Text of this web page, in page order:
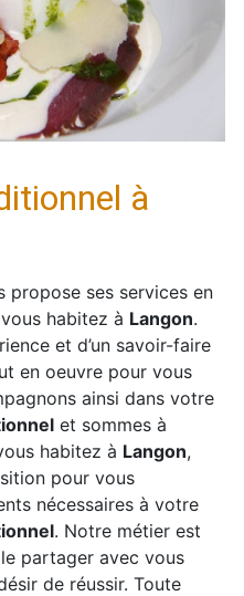
à
propose ses services en
habitez à Langon.
et d’un savoir-faire
en oeuvre pour vous
ainsi dans votre
et sommes à
habitez à Langon,
pour vous
nécessaires à votre
. Notre métier est
partager avec vous
de réussir. Toute